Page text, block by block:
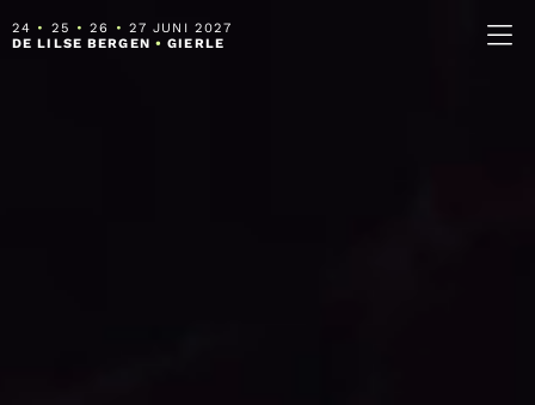
24 • 25 • 26 • 27 JUNI 2027
DE LILSE BERGEN • GIERLE